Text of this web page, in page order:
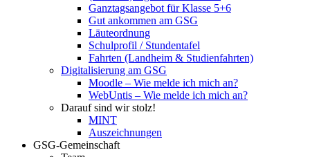
Ganztagsangebot für Klasse 5+6
Gut ankommen am GSG
Läuteordnung
Schulprofil / Stundentafel
Fahrten (Landheim & Studienfahrten)
Digitalisierung am GSG
Moodle – Wie melde ich mich an?
WebUntis – Wie melde ich mich an?
Darauf sind wir stolz!
MINT
Auszeichnungen
GSG-Gemeinschaft